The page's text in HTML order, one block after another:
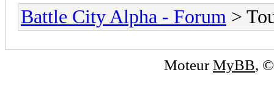
Battle City Alpha - Forum >
MoteurMyBB,